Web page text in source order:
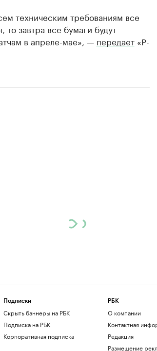
техническим требованиям все
завтра все бумаги будут
в апреле-мае», — передает«Р-
Подписки
Скрыть баннеры на РБК
Подписка на РБК
Корпоративная подписка
РБК
О компании
Контактная
Редакция
Размещение